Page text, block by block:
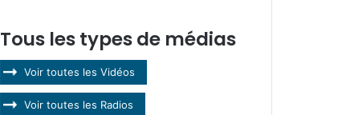
Tous les types de médias
Voir toutes les Vidéos
Voir toutes les Radios